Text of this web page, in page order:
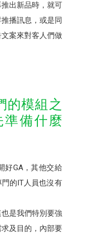
出新品時，就可
播訊息，或是同
案來對客人們做
的模組之
備什麼
好GA，其他交給
的IT人員也沒有
是我們特別要強
及目的，內部要